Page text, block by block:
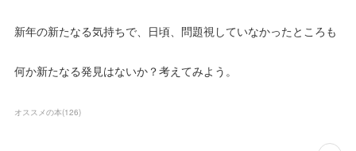
新年の新たなる気持ちで、日頃、問題視していなかったところも
何か新たなる発見はないか？考えてみよう。
オススメの本(126)